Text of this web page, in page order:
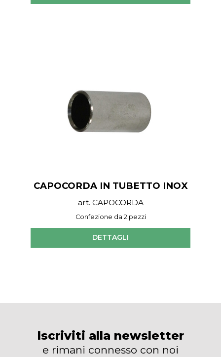
CAPOCORDA IN TUBETTO INOX
art. CAPOCORDA
Confezione da 2 pezzi
DETTAGLI
Iscriviti alla newsletter
e rimani connesso con noi